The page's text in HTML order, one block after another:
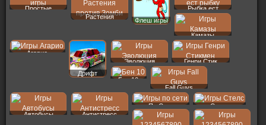
Простые
Растения
Флеш игры
Рыбка ест
Камазы
Агарио
Дрифт
Эволюция Генри Стик
Бен 10
Fall Guys
Автобусы Антистресс
По Сети Стелс